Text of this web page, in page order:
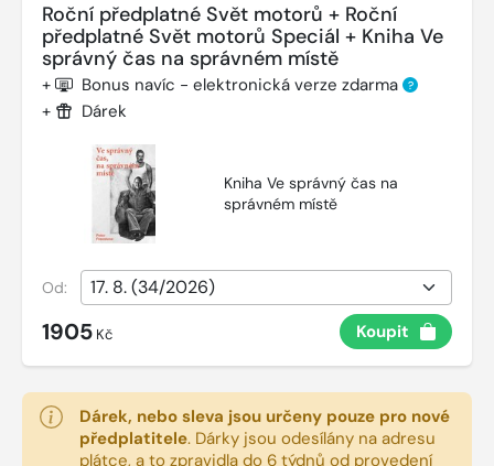
Roční předplatné Svět motorů + Roční
předplatné Svět motorů Speciál + Kniha Ve
správný čas na správném místě
+ Bonus navíc - elektronická verze zdarma ?
+ Dárek
Kniha Ve správný čas na
správném místě
Od:
1905 Kč Koupit
Dárek, nebo sleva jsou určeny pouze pro nové
předplatitele. Dárky jsou odesílány na adresu
plátce, a to zpravidla do 6 týdnů od provedení